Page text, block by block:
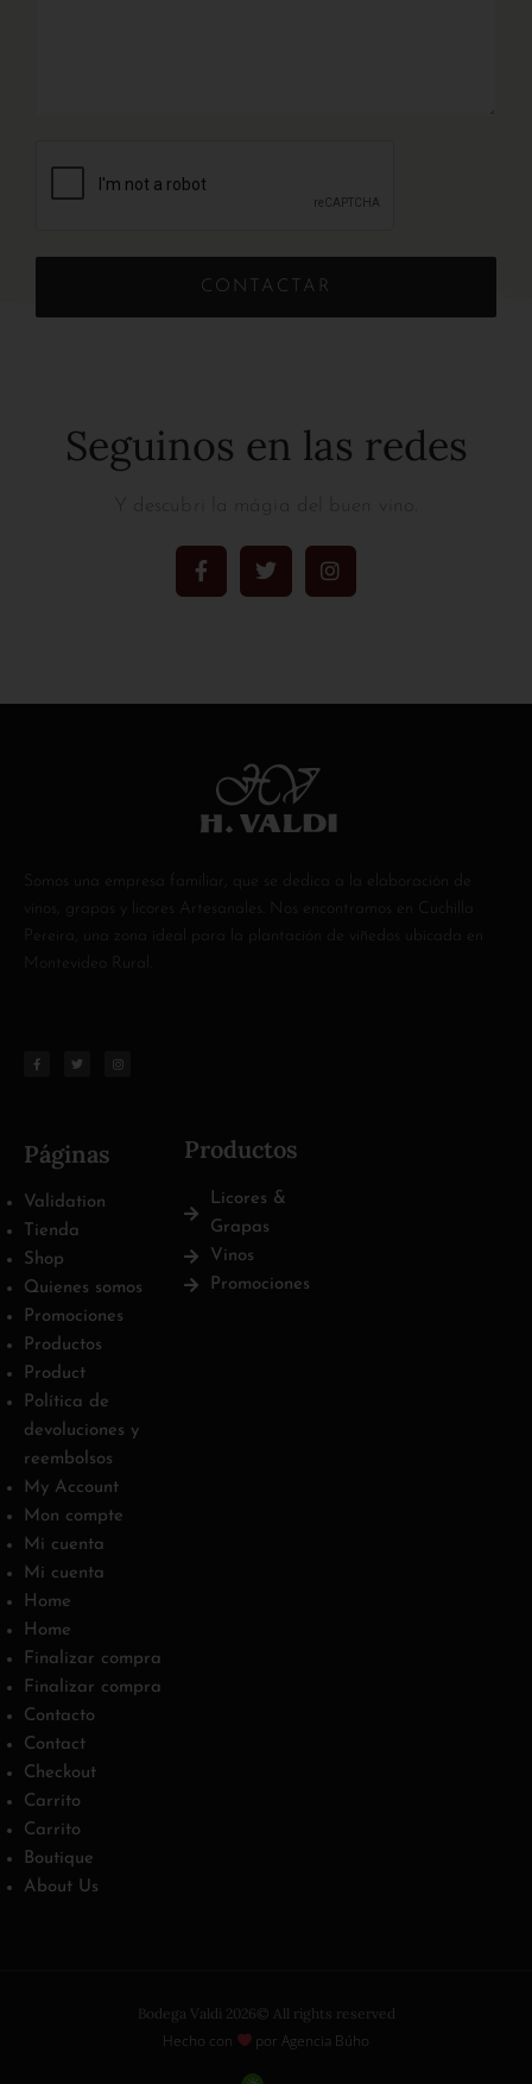
CONTACTAR
Seguinos en las redes
Somos una empresa familiar, que se dedica a la elaboración de
vinos, grapas y licores Artesanales. Nos encontramos en Cuchilla
Pereira, una zona ideal para la plantación de viñedos ubicada en
Montevideo Rural.
Páginas
Validation
Tienda
Shop
Quienes somos
Promociones
Productos
Product
Política de
devoluciones y
reembolsos
My Account
Mon compte
Mi cuenta
Mi cuenta
Home
Home
Finalizar compra
Finalizar compra
Contacto
Contact
Checkout
Carrito
Carrito
Boutique
About Us
Productos
Licores &
Grapas
Vinos
Promociones
Bodega Valdi 2026© All rights reserved
Hecho con por Agencia Búho